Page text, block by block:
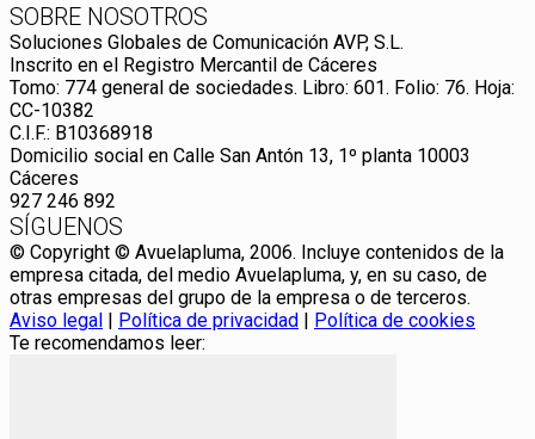
SOBRE NOSOTROS
Soluciones Globales de Comunicación AVP, S.L.
Inscrito en el Registro Mercantil de Cáceres
Tomo: 774 general de sociedades. Libro: 601. Folio: 76. Hoja:
CC-10382
C.I.F.: B10368918
Domicilio social en Calle San Antón 13, 1º planta 10003
Cáceres
927 246 892
SÍGUENOS
© Copyright © Avuelapluma, 2006. Incluye contenidos de la
empresa citada, del medio Avuelapluma, y, en su caso, de
otras empresas del grupo de la empresa o de terceros.
Aviso legal | Política de privacidad | Política de cookies
Te recomendamos leer: